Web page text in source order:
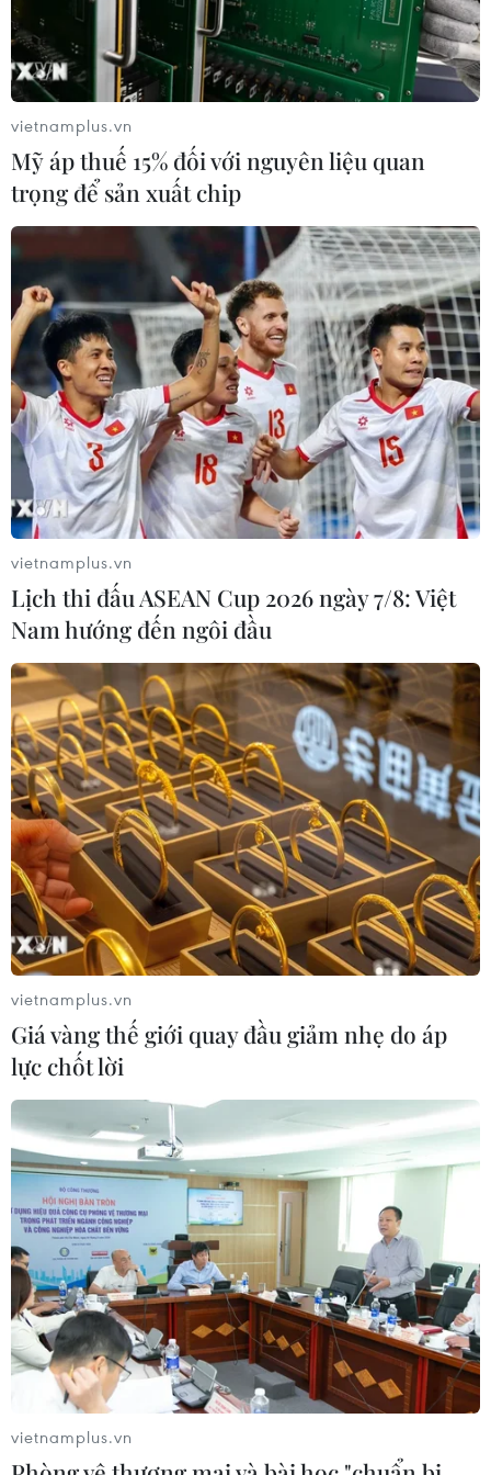
vietnamplus.vn
Mỹ áp thuế 15% đối với nguyên liệu quan
trọng để sản xuất chip
vietnamplus.vn
Lịch thi đấu ASEAN Cup 2026 ngày 7/8: Việt
Nam hướng đến ngôi đầu
vietnamplus.vn
Giá vàng thế giới quay đầu giảm nhẹ do áp
lực chốt lời
vietnamplus.vn